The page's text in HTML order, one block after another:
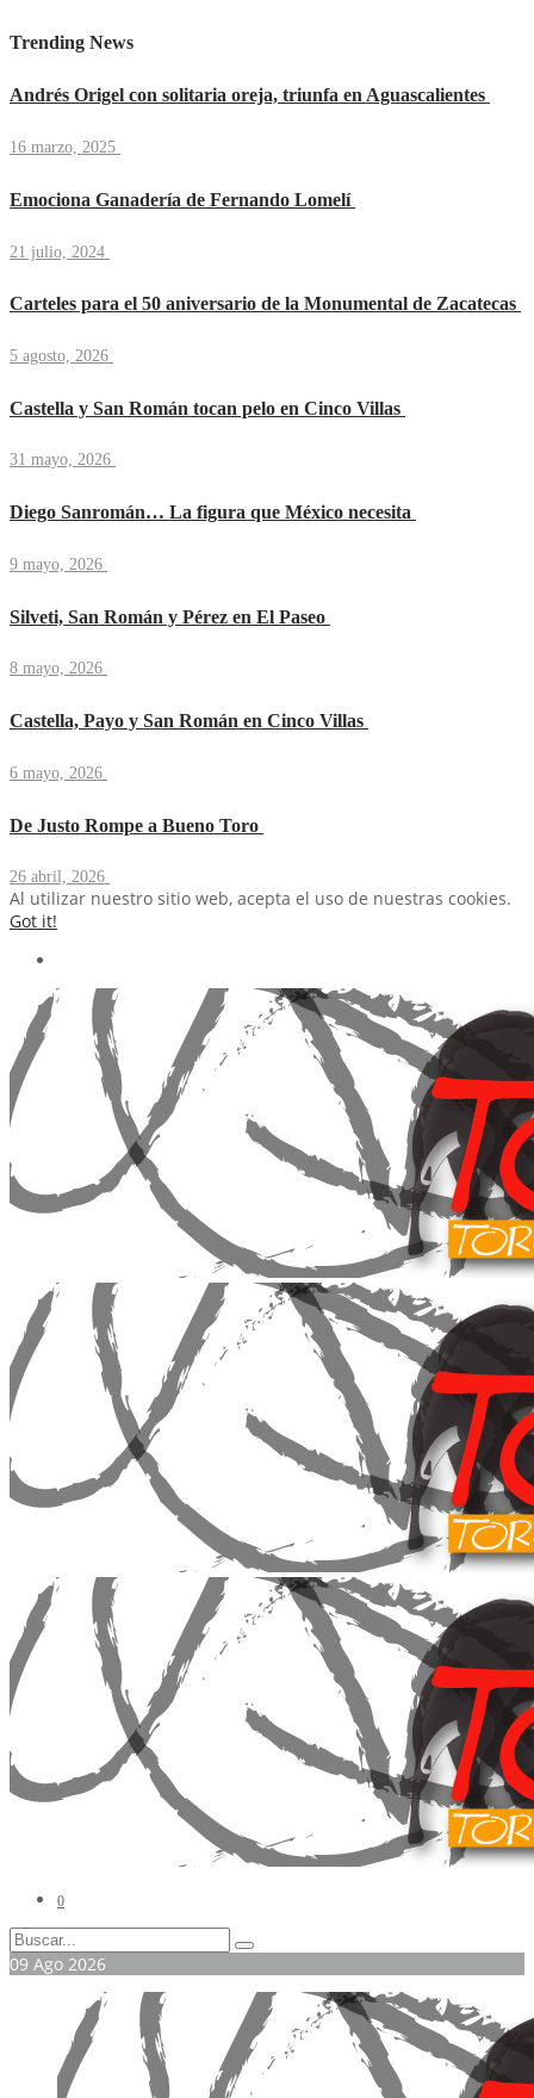
Trending News
Andrés Origel con solitaria oreja, triunfa en Aguascalientes
16 marzo, 2025
Emociona Ganadería de Fernando Lomelí
21 julio, 2024
Carteles para el 50 aniversario de la Monumental de Zacatecas
5 agosto, 2026
Castella y San Román tocan pelo en Cinco Villas
31 mayo, 2026
Diego Sanromán… La figura que México necesita
9 mayo, 2026
Silveti, San Román y Pérez en El Paseo
8 mayo, 2026
Castella, Payo y San Román en Cinco Villas
6 mayo, 2026
De Justo Rompe a Bueno Toro
26 abril, 2026
Al utilizar nuestro sitio web, acepta el uso de nuestras cookies.
Got it!
0
09 Ago 2026